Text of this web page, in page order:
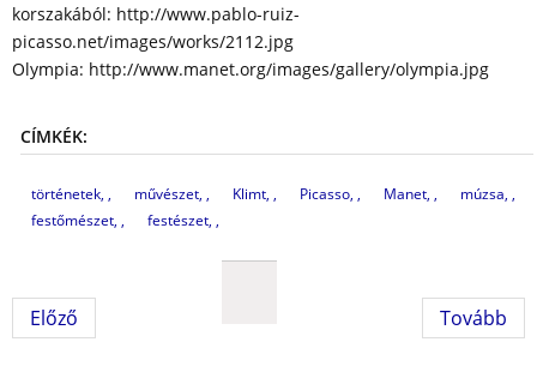
korszakából: http://www.pablo-ruiz-
picasso.net/images/works/2112.jpg
Olympia: http://www.manet.org/images/gallery/olympia.jpg
CÍMKÉK:
történetek, művészet, Klimt, Picasso, Manet,
múzsa,
festőmészet,
festészet,
Előző Tovább